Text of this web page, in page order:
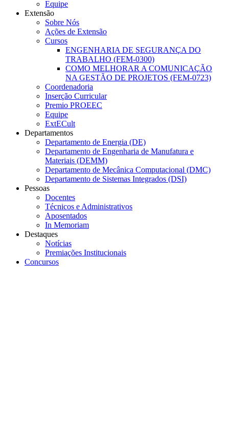
Equipe
Extensão
Sobre Nós
Ações de Extensão
Cursos
ENGENHARIA DE SEGURANÇA DO
TRABALHO (FEM-0300)
COMO MELHORAR A COMUNICAÇÃO
NA GESTÃO DE PROJETOS (FEM-0723)
Coordenadoria
Inserção Curricular
Premio PROEEC
Equipe
ExtECult
Departamentos
Departamento de Energia (DE)
Departamento de Engenharia de Manufatura e
Materiais (DEMM)
Departamento de Mecânica Computacional (DMC)
Departamento de Sistemas Integrados (DSI)
Pessoas
Docentes
Técnicos e Administrativos
Aposentados
In Memoriam
Destaques
Notícias
Premiações Institucionais
Concursos